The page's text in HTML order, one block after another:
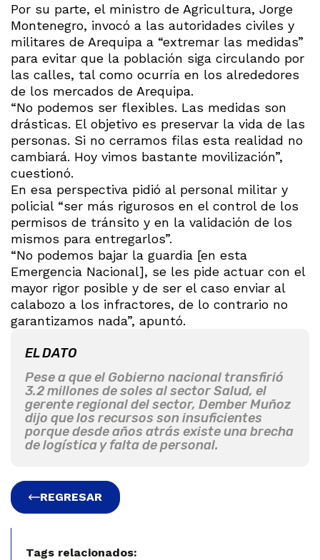
Por su parte, el ministro de Agricultura, Jorge
Montenegro, invocó a las autoridades civiles y
militares de Arequipa a “extremar las medidas”
para evitar que la población siga circulando por
las calles, tal como ocurría en los alrededores
de los mercados de Arequipa.
“No podemos ser flexibles. Las medidas son
drásticas. El objetivo es preservar la vida de las
personas. Si no cerramos filas esta realidad no
cambiará. Hoy vimos bastante movilización”,
cuestionó.
En esa perspectiva pidió al personal militar y
policial “ser más rigurosos en el control de los
permisos de tránsito y en la validación de los
mismos para entregarlos”.
“No podemos bajar la guardia [en esta
Emergencia Nacional], se les pide actuar con el
mayor rigor posible y de ser el caso enviar al
calabozo a los infractores, de lo contrario no
garantizamos nada”, apuntó.
EL DATO
Pese a que el Gobierno nacional transfirió
3.2 millones de soles al sector Salud, el
gerente regional del sector, Dember Muñoz
dijo que los recursos son insuficientes
porque desde años atrás existe una brecha
de logística y falta de personal.
REGRESAR
Tags relacionados: